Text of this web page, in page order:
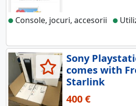
Console, jocuri, accesorii
Sony
comes with
Starlink
400 €